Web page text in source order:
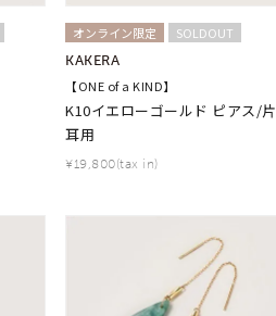
オンライン限定 SOLDOUT
KAKERA
【ONE of a KIND】
K10イエローゴールド ピアス/片
耳用
¥19,800(tax in)